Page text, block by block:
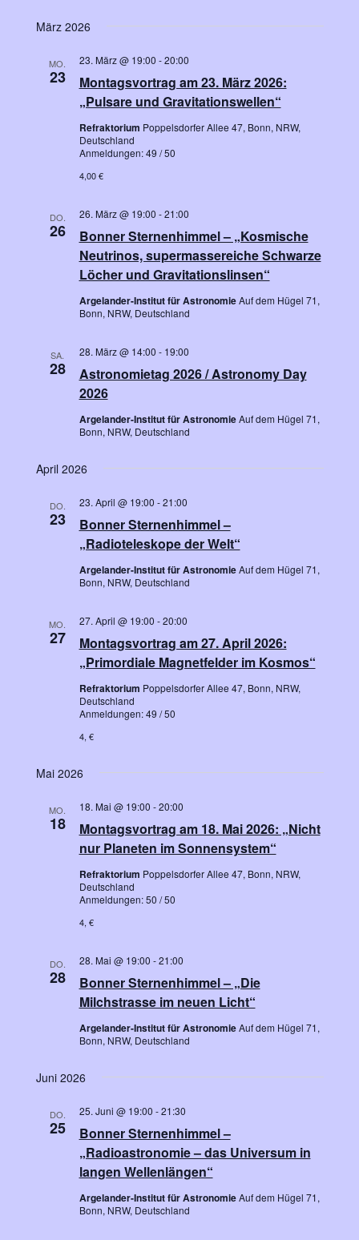
März 2026
MO.
23
Montagsvortrag am 23. März 2026:
„Pulsare und Gravitationswellen“
23. März @ 19:00 -20:00
Refraktorium Poppelsdorfer Allee 47, Bonn, NRW,
Deutschland
Anmeldungen: 49 / 50
4,00 €
DO.
26
Bonner Sternenhimmel – „Kosmische
Neutrinos, supermassereiche Schwarze
Löcher und Gravitationslinsen“
26. März @ 19:00 -21:00
Argelander-Institut für AstronomieAuf dem Hügel 71,
Bonn, NRW, Deutschland
SA.
28
Astronomietag 2026 / Astronomy Day
2026
28. März @ 14:00 - 19:00
Argelander-Institut für AstronomieAuf dem Hügel 71,
Bonn, NRW, Deutschland
April 2026
DO.
23
Bonner Sternenhimmel –
„Radioteleskope der Welt“
23. April @ 19:00 -21:00
Argelander-Institut für AstronomieAuf dem Hügel 71,
Bonn, NRW, Deutschland
MO.
27
Montagsvortrag am 27. April 2026:
„Primordiale Magnetfelder im Kosmos“
27. April @ 19:00 -20:00
Refraktorium Poppelsdorfer Allee 47, Bonn, NRW,
Deutschland
Anmeldungen: 49 / 50
4, €
Mai 2026
MO.
18
Montagsvortrag am 18. Mai 2026: „Nicht
nur Planeten im Sonnensystem“
18. Mai @ 19:00 -20:00
Refraktorium Poppelsdorfer Allee 47, Bonn, NRW,
Deutschland
Anmeldungen: 50 / 50
4, €
DO.
28
Bonner Sternenhimmel – „Die
Milchstrasse im neuen Licht“
28. Mai @ 19:00 -21:00
Argelander-Institut für AstronomieAuf dem Hügel 71,
Bonn, NRW, Deutschland
Juni 2026
DO.
25
Bonner Sternenhimmel –
„Radioastronomie – das Universum in
langen Wellenlängen“
25. Juni @ 19:00 -21:30
Argelander-Institut für AstronomieAuf dem Hügel 71,
Bonn, NRW, Deutschland